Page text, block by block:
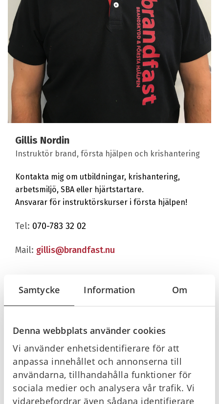
Samtycke Information Om
Denna webbplats använder cookies
Vi använder enhetsidentifierare för att
anpassa innehållet och annonserna till
användarna, tillhandahålla funktioner för
sociala medier och analysera vår trafik. Vi
vidarebefordrar även sådana identifierare
Gillis Nordin
Instruktör brand, första hjälpen och krishantering
Kontakta mig om utbildningar, krishantering,
arbetsmiljö, SBA eller hjärtstartare.
Ansvarar för instruktörskurser i första hjälpen!
Tel: 070-783 32 02
Mail: gillis@brandfast.nu
Dela på Facebook Dela på LinkedIn
Fler artiklar